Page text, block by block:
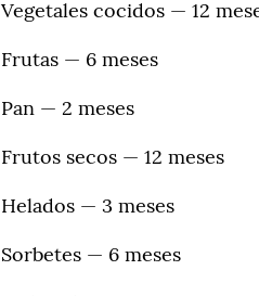
Vegetales cocidos — 12
Frutas — 6 meses
Pan — 2 meses
Frutos secos — 12 meses
Helados — 3 meses
Sorbetes — 6 meses